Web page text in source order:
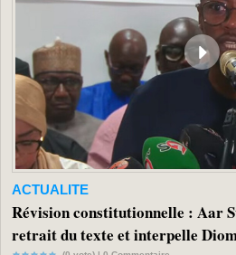
ACTUALITE
Révision constitutionnelle : Aar
retrait du texte et interpelle